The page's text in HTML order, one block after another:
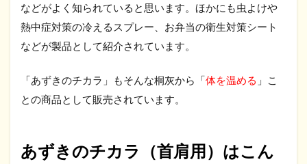
などがよく知られていると思います。ほかにも虫よけや
熱中症対策の冷えるスプレー、お弁当の衛生対策シート
などが製品として紹介されています。
「あずきのチカラ」もそんな桐灰から「体を温める 」こ
との商品として販売されています。
あずきのチカラ（首肩用）はこん